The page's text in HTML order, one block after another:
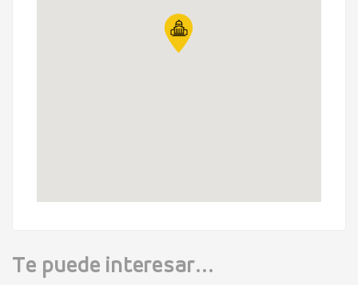
Te puede interesar...